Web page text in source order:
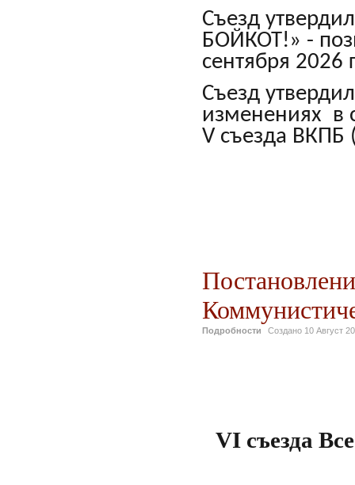
Съезд
БОЙКОТ!» -
сентября 2026
Съезд
изменениях в
V съезда ВКПБ
Подробности Создано 10 Август
VI съезда